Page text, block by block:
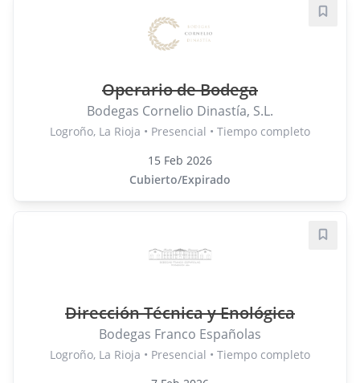
Operario de Bodega
Bodegas Cornelio Dinastía, S.L.
Logroño, La Rioja • Presencial • Tiempo completo
15 Feb 2026
Cubierto/Expirado
Dirección Técnica y Enológica
Bodegas Franco Españolas
Logroño, La Rioja • Presencial • Tiempo completo